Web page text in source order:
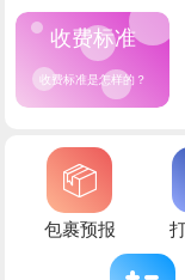
收费标准
收费标准是怎样的？
包裹预报